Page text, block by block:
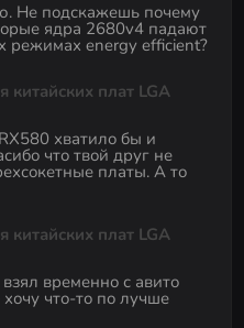
Не подскажешь почему
ядра 2680v4 падают
режимах energy efficient?
китайских плат LGA
хватило бы и
что твой друг не
платы. А то
китайских плат LGA
временно с авито
что-то по лучше